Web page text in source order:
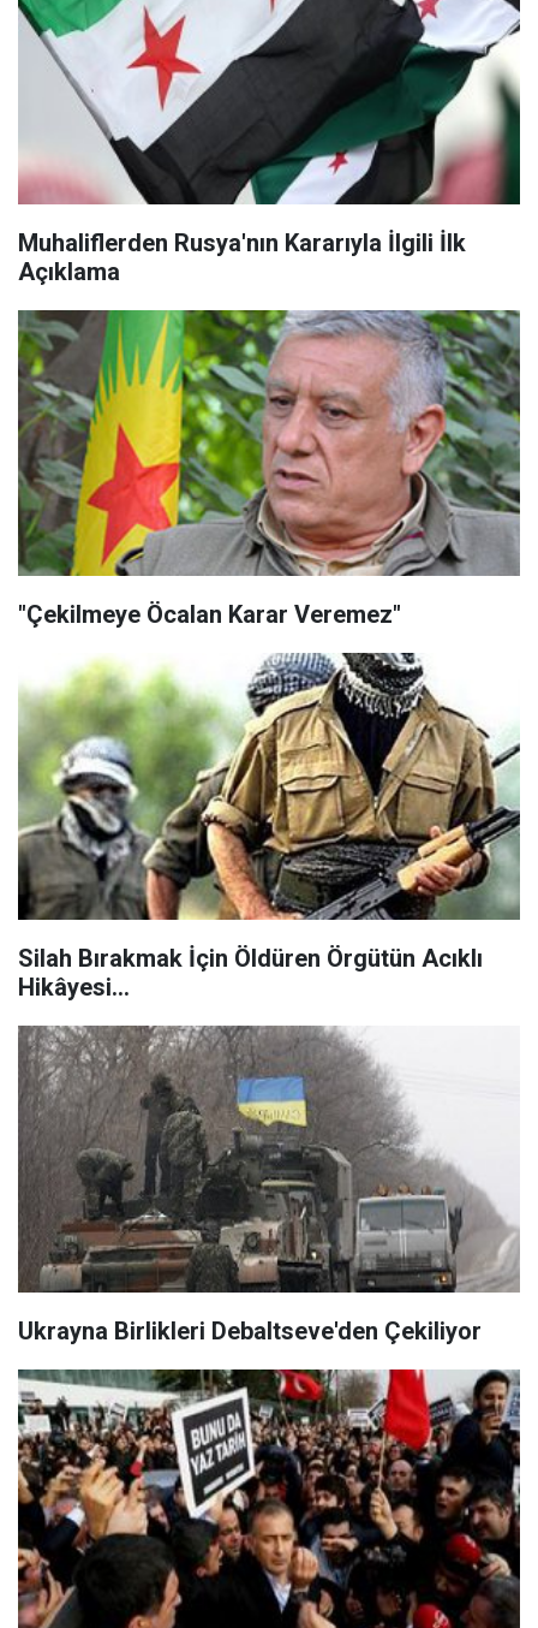
Muhaliflerden Rusya'nın Kararıyla İlgili İlk
Açıklama
"Çekilmeye Öcalan Karar Veremez"
Silah Bırakmak İçin Öldüren Örgütün Acıklı
Hikâyesi...
Ukrayna Birlikleri Debaltseve'den Çekiliyor